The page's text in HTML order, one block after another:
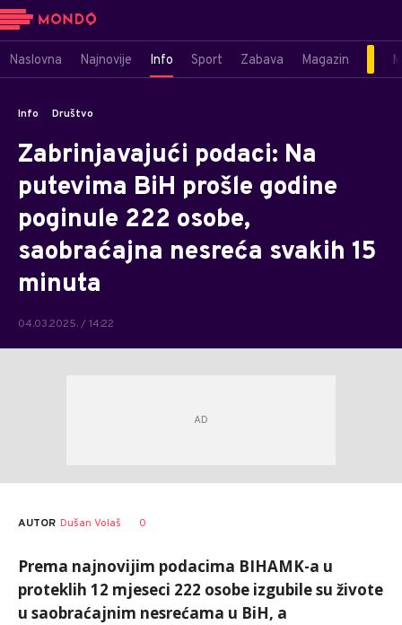
Naslovna Najnovije Info Sport Zabava Magazin
Info Društvo
Zabrinjavajući podaci: Na
putevima BiH prošle godine
poginule 222 osobe,
saobraćajna nesreća svakih 15
minuta
04.03.2025. / 14:22
AUTOR Dušan Volaš 0
Prema najnovijim podacima BIHAMK-a u
proteklih 12 mjeseci 222 osobe izgubile su živote
u saobraćajnim nesrećama u BiH, a